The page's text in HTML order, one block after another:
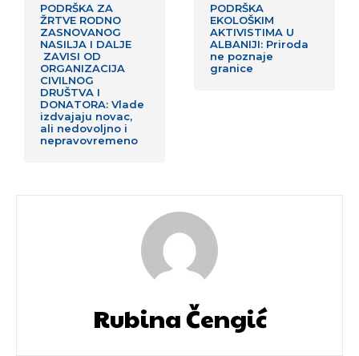
PODRŠKA ZA
ŽRTVE RODNO
ZASNOVANOG
NASILJA I DALJE
ZAVISI OD
ORGANIZACIJA
CIVILNOG
DRUŠTVA I
DONATORA: Vlade
izdvajaju novac,
ali nedovoljno i
nepravovremeno
PODRŠKA
EKOLOŠKIM
AKTIVISTIMA U
ALBANIJI: Priroda
ne poznaje
granice
Rubina Čengić